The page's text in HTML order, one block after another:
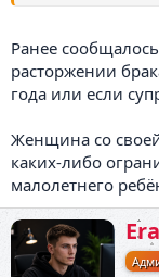
Ранее
расторжении
года или если
Женщина со
каких-либо
малолетнего
А
в
т